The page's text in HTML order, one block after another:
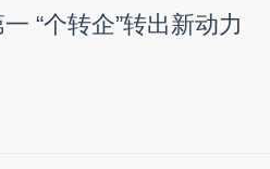
“个转企”转出新动力